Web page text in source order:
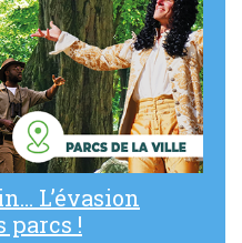
L’évasion
parcs !